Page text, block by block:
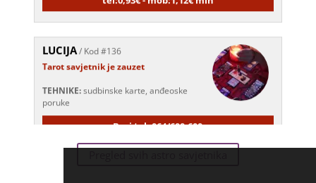
LUCIJA
Tarot savjetnik je zauzet
poruke
Broj tel: 064/600-600